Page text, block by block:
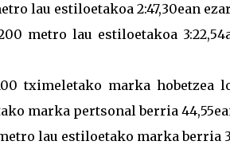
lau estiloetakoa 2:47,30ean
metro lau estiloetakoa
tximeletako marka hobetzea
marka pertsonal berria
lau estiloetako marka berria